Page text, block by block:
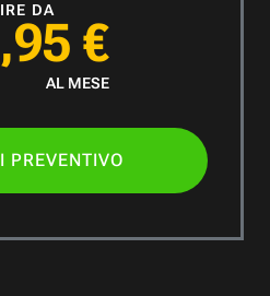
DA
€
AL MESE
PREVENTIVO